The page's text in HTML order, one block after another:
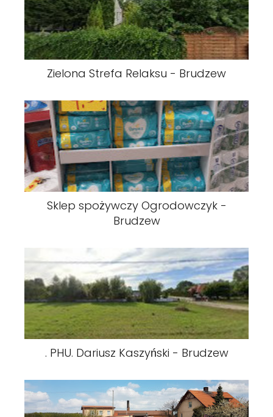
Zielona Strefa Relaksu - Brudzew
Sklep spożywczy Ogrodowczyk -
Brudzew
. PHU. Dariusz Kaszyński - Brudzew